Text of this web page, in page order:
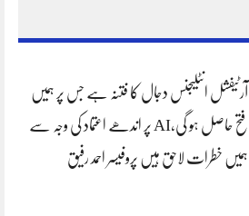
آرٹیفشل انٹلیجنس دجال کا فتنہ ہے جس پر ہمیں
فتح حاصل ہو گی،AI پر اندھے اعتماد کی وجہ سے
ہمیں خطرات لاحق ہیں پروفیسر احمد رفیق